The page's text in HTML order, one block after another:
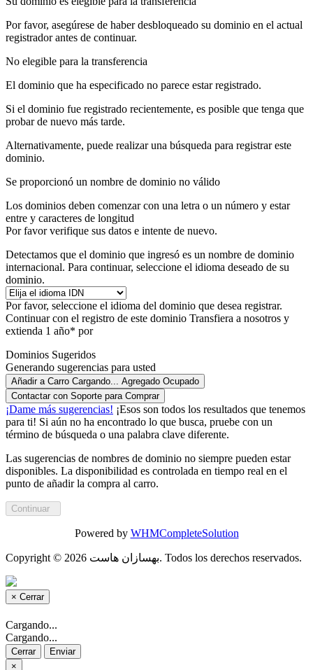
Por favor, asegúrese de haber desbloqueado su dominio en el actual
registrador antes de continuar.
No elegible para la transferencia
El dominio que ha especificado no parece estar registrado.
Si el dominio fue registrado recientemente, es posible que tenga que
probar de nuevo más tarde.
Alternativamente, puede realizar una búsqueda para registrar este
dominio.
Se proporcionó un nombre de dominio no válido
Los dominios deben comenzar con una letra o un número y estar
entre y caracteres de longitud
Por favor verifique sus datos e intente de nuevo.
Detectamos que el dominio que ingresó es un nombre de dominio
internacional. Para continuar, seleccione el idioma deseado de su
dominio.
Por favor, seleccione el idioma del dominio que desea registrar.
Continuar con el registro de este dominio Transfiera a nosotros y
extienda 1 año* por
Dominios Sugeridos
Generando sugerencias para usted
Añadir a Carro Cargando... Agregado Ocupado
Contactar con Soporte para Comprar
¡Dame más sugerencias! ¡Esos son todos los resultados que tenemos
para ti! Si aún no ha encontrado lo que busca, pruebe con un
término de búsqueda o una palabra clave diferente.
Las sugerencias de nombres de dominio no siempre pueden estar
disponibles. La disponibilidad es controlada en tiempo real en el
punto de añadir la compra al carro.
Powered by WHMCompleteSolution
Copyright © 2026 بهسازان هاست. Todos los derechos reservados.
× Cerrar
Cargando...
Cargando...
Cerrar
Enviar
×